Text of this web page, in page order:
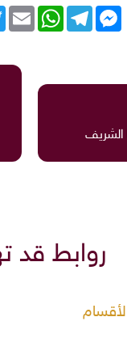
Email
WhatsAppTelegram
Messenger
الشريف
روابط قد